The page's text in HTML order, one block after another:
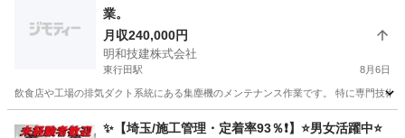
業。
月収240,000円
明和技建株式会社
東行田駅 8月6日
飲食店や工場の排気ダクト系統にある集塵機のメンテナンス作業です。 特に専門技
東行田駅 その他
✨【埼玉/施工管理・定着率93％❗】⭐男女活躍中⭐